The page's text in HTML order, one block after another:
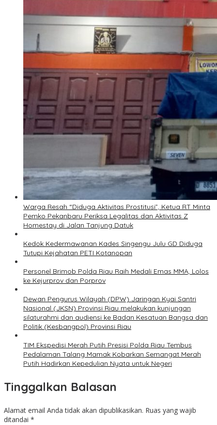
Warga Resah “Diduga Aktivitas Prostitusi”, Ketua RT Minta
Pemko Pekanbaru Periksa Legalitas dan Aktivitas Z
Homestay di Jalan Tanjung Datuk
Kedok Kedermawanan Kades Singengu Julu GD Diduga
Tutupi Kejahatan PETI Kotanopan
Personel Brimob Polda Riau Raih Medali Emas MMA, Lolos
ke Kejurprov dan Porprov
Dewan Pengurus Wilayah (DPW) Jaringan Kyai Santri
Nasional (JKSN) Provinsi Riau melakukan kunjungan
silaturahmi dan audiensi ke Badan Kesatuan Bangsa dan
Politik (Kesbangpol) Provinsi Riau
TIM Ekspedisi Merah Putih Presisi Polda Riau Tembus
Pedalaman Talang Mamak Kobarkan Semangat Merah
Putih Hadirkan Kepedulian Nyata untuk Negeri
Tinggalkan Balasan
Alamat email Anda tidak akan dipublikasikan. Ruas yang wajib
ditandai *